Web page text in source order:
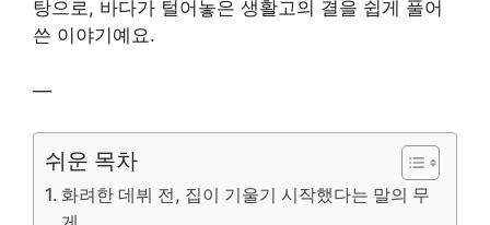
탕으로, 바다가 털어놓은 생활고의 결을 쉽게 풀어
쓴 이야기예요.
—
쉬운 목차
화려한 데뷔 전, 집이 기울기 시작했다는 말의 무